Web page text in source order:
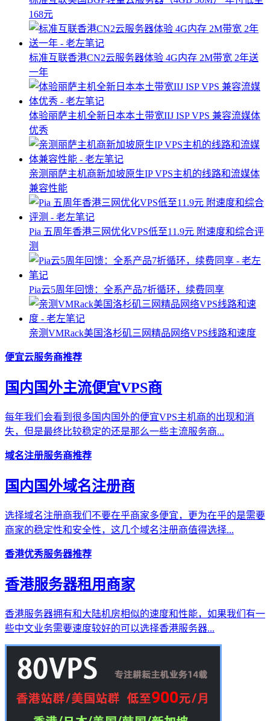
168元
标准互联香港CN2云服务器体验 4G内存 2M带宽 2年送
一年
体验丽萨主机全新日本本土带宽IIJ ISP VPS 兼容流媒体
优秀
亲测丽萨主机商新加坡原生IP VPS主机的线路和流媒体
兼容性能
Pia 五周年香港三网优化VPS低至11.9元 附速度和综合评
测
Pia云5周年回馈：全系产品7折循环，续费同享
亲测VMRack美国洛杉矶三网精品网络VPS线路和速度
便宜云服务商推荐
国内国外主流便宜VPS商
每年我们会看到很多国内国外的便宜VPS主机商的出现和消
失，但是最终比较稳定的还是那么一些主流服务商...
域名注册服务商推荐
国内国外域名注册商
选择域名注册商我们不要在乎商家多便宜，更为在乎的是需要
商家的稳定性和安全性，这几个域名注册商值得选择...
香港优秀服务器推荐
香港服务器租用商家
香港服务器拥有和大陆机房相似的速度和性能，如果我们有一
些中文业务需要速度较好的可以选择香港服务器...